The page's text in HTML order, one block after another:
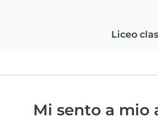
Liceo
Mi sento a mio